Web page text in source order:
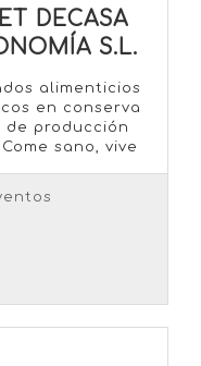
añadido
con
[…]
DECASA
S.L.
alimenticios
en conserva
de producción
sano, vive